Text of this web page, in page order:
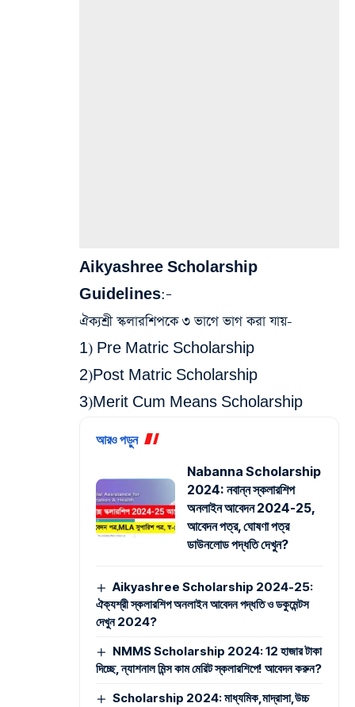
Aikyashree Scholarship
Guidelines:–
ঐক্যশ্রী স্কলারশিপকে ৩ ভাগে ভাগ করা যায়-
1) Pre Matric Scholarship
2)Post Matric Scholarship
3)Merit Cum Means Scholarship
আরও পড়ুন
Nabanna Scholarship
2024: নবান্ন স্কলারশিপ
অনলাইন আবেদন 2024-25,
আবেদন পত্র, ঘোষণা পত্র
ডাউনলোড পদ্ধতি দেখুন?
Aikyashree Scholarship 2024-25:
ঐক্যশ্রী স্কলারশিপ অনলাইন আবেদন পদ্ধতি ও ডকুমেন্টস
দেখুন 2024?
NMMS Scholarship 2024: 12 হাজার টাকা
দিচ্ছে, ন্যাশনাল মিন্স কাম মেরিট স্কলারশিপে! আবেদন করুন?
Scholarship 2024: মাধ্যমিক,মাদ্রাসা,উচ্চ